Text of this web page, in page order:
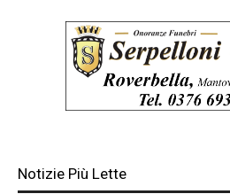
Notizie Più Lette